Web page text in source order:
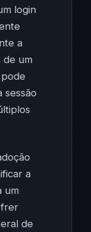
login
a
de um
sessão
a
um
de